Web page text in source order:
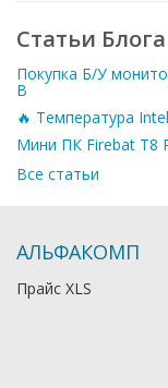
Статьи Блога
Покупка Б/У
B
🔥 Температура
Мини ПК Firebat T8
Все статьи
АЛЬФАКОМП
Прайс XLS